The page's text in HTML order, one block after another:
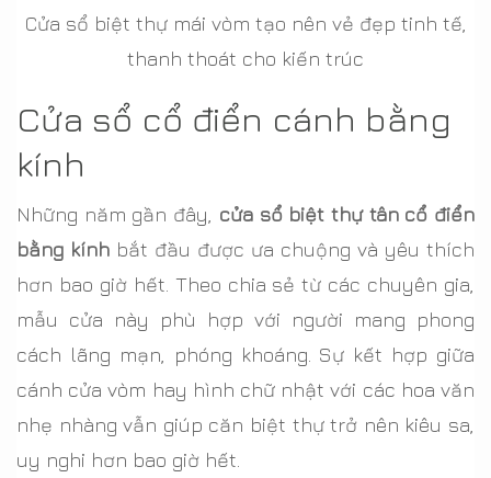
Cửa sổ biệt thự mái vòm tạo nên vẻ đẹp tinh tế,
thanh thoát cho kiến trúc
Cửa sổ cổ điển cánh bằng
kính
Những năm gần đây, cửa sổ biệt thự tân cổ điển
bằng kính bắt đầu được ưa chuộng và yêu thích
hơn bao giờ hết. Theo chia sẻ từ các chuyên gia,
mẫu cửa này phù hợp với người mang phong
cách lãng mạn, phóng khoáng. Sự kết hợp giữa
cánh cửa vòm hay hình chữ nhật với các hoa văn
nhẹ nhàng vẫn giúp căn biệt thự trở nên kiêu sa,
uy nghi hơn bao giờ hết.